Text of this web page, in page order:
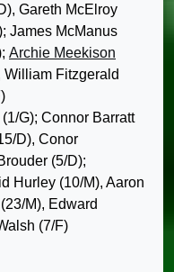
Gareth McElroy
James McManus
Archie Meekison
William Fitzgerald
(1/G); Connor Barratt
D), Conor
(5/D);
Hurley (10/M), Aaron
M), Edward
(7/F)